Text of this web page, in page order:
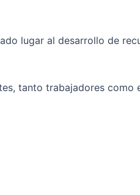
lugar al desarrollo de
tanto trabajadores como